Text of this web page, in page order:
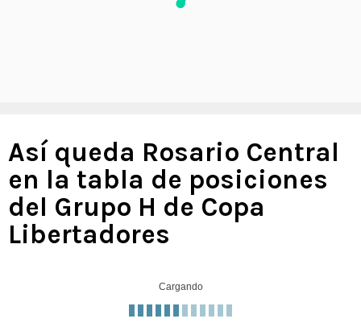
Así queda Rosario Central
en la tabla de posiciones
del Grupo H de Copa
Libertadores
Cargando